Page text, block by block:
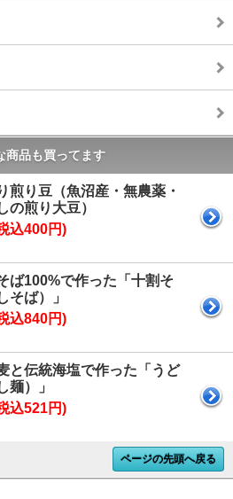
商品も買ってます
煎り豆（魚沼産・無農薬・
の煎り大豆）
込400円)
ば100%で作った「十割そ
そば）」
込840円)
と伝統海塩で作った「うど
麺）」
込521円)
ページの先頭へ戻る